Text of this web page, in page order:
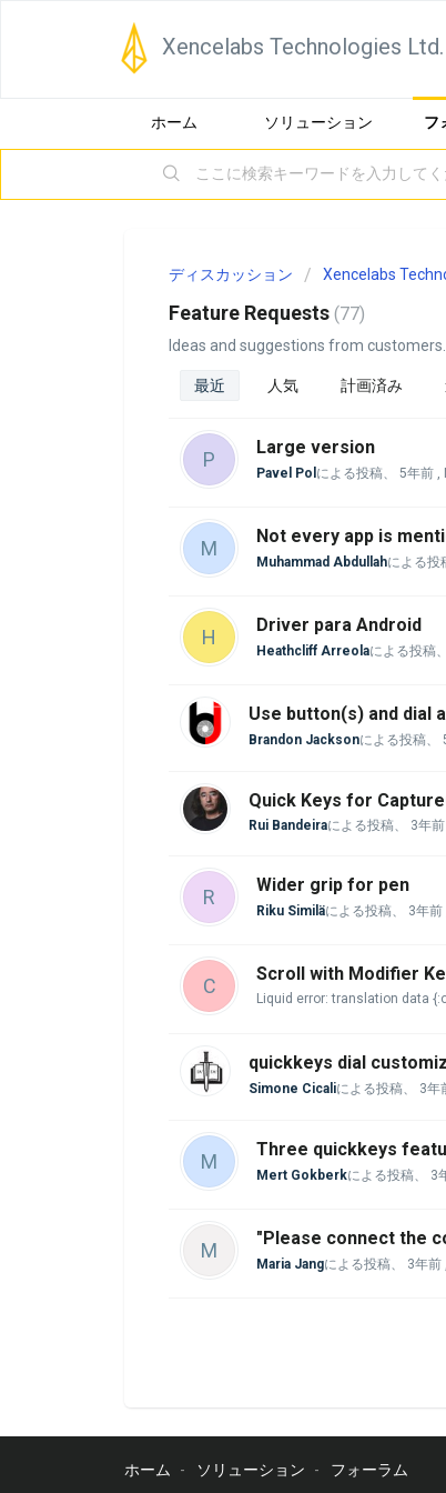
Xencelabs Technologies Ltd.
ホーム ソリューション フ
ディスカッション Xencelabs
Feature Requests 77
Ideas and suggestions from customers.
最近 人気 計画済み
P
Large version
Pavel Pol による投稿、 5年前 ,
M
Not every app is
Muhammad Abdullahによる投
H
Driver para Android
Heathcliff Arreolaによる投稿、
Use button(s) and dial
Brandon Jacksonによる投稿、
Quick Keys for
Rui Bandeiraによる投稿、 3年前
R
Wider grip for pen
Riku Similäによる投稿、 3年前
C
Scroll with Modifier
Liquid error: translation data
quickkeys dial
Simone Cicaliによる投稿、 3年
M
Three quickkeys
Mert Gokberkによる投稿、 3
M
"Please connect the
Maria Jangによる投稿、 3年前
ホーム ソリューション フォーラム